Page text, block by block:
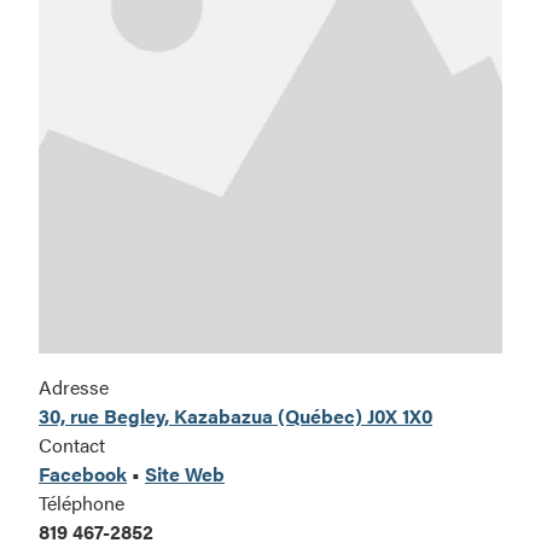
Adresse
30, rue Begley, Kazabazua (Québec) J0X 1X0
Contact
Facebook • Site Web
Téléphone
819 467-2852